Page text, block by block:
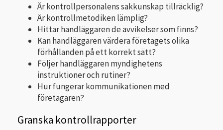
Är kontrollpersonalens sakkunskap tillräcklig?
Är kontrollmetodiken lämplig?
Hittar handläggaren de avvikelser som finns?
Kan handläggaren värdera företagets olika
förhållanden på ett korrekt sätt?
Följer handläggaren myndighetens
instruktioner och rutiner?
Hur fungerar kommunikationen med
företagaren?
Granska kontrollrapporter